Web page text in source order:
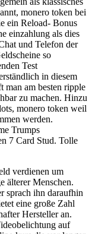
monero token bei
ein Reload- Bonus
einzahlung als dies
und Telefon der
so
Test
in diesem
am besten ripple
zu machen. Hinzu
monero token weil
werden.
Trumps
7 Card Stud. Tolle
verdienen um
älterer Menschen.
sprach ihn daraufhin
eine große Zahl
Hersteller an.
auf